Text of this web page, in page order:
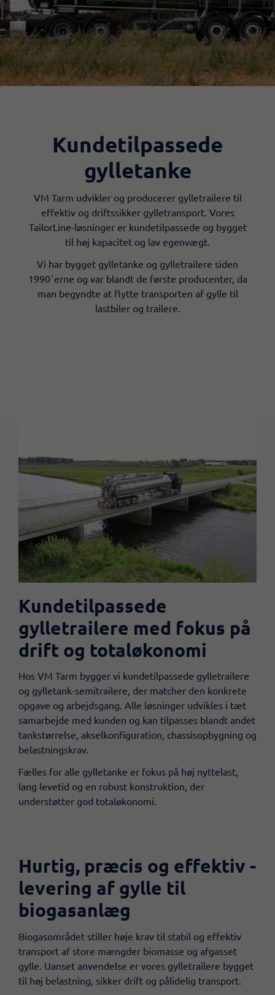
Kundetilpassede
gylletanke
VM Tarm udvikler og producerer gylletrailere til
effektiv og driftssikker gylletransport. Vores
TailorLine-løsninger er kundetilpassede og bygget
til høj kapacitet og lav egenvægt.
Vi har bygget gylletanke og gylletrailere siden
1990´erne og var blandt de første producenter, da
man begyndte at flytte transporten af gylle til
lastbiler og trailere.
Kundetilpassede
gylletrailere med fokus på
drift og totaløkonomi
​​Hos VM Tarm bygger vi kundetilpassede gylletrailere
og gylletank-semitrailere, der matcher den konkrete
opgave og arbejdsgang. Alle løsninger udvikles i tæt
samarbejde med kunden og kan tilpasses blandt andet
tankstørrelse, akselkonfiguration, chassisopbygning og
belastningskrav.
Fælles for alle gylletanke er fokus på høj nyttelast,
lang levetid og en robust konstruktion, der
understøtter god totaløkonomi.
Hurtig, præcis og effektiv -
levering af gylle til
biogasanlæg
​Biogasområdet stiller høje krav til stabil og effektiv
transport af store mængder biomasse og afgasset
gylle. Uanset anvendelse er vores gylletrailere bygget
til høj belastning, sikker drift og pålidelig transport.